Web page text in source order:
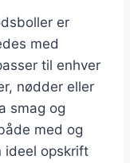
er
med
til enhver
nødder eller
smag og
med og
ideel opskrift